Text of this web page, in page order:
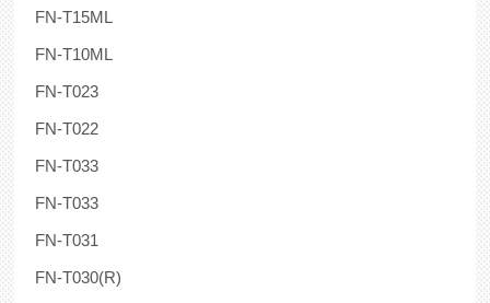
FN-T15ML
FN-T10ML
FN-T023
FN-T022
FN-T033
FN-T033
FN-T031
FN-T030(R)